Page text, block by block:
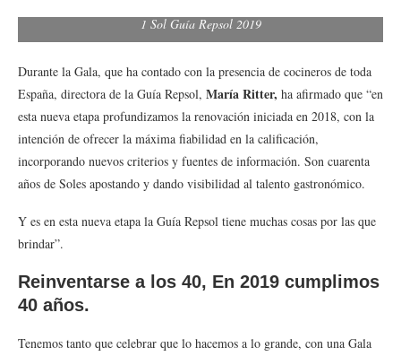
1 Sol Guía Repsol 2019
Durante la Gala, que ha contado con la presencia de cocineros de toda
España, directora de la Guía Repsol, María Ritter, ha afirmado que “en
esta nueva etapa profundizamos la renovación iniciada en 2018, con la
intención de ofrecer la máxima fiabilidad en la calificación,
incorporando nuevos criterios y fuentes de información. Son cuarenta
años de Soles apostando y dando visibilidad al talento gastronómico.
Y es en esta nueva etapa la Guía Repsol tiene muchas cosas por las que
brindar”.
Reinventarse a los 40, En 2019 cumplimos
40 años.
Tenemos tanto que celebrar que lo hacemos a lo grande, con una Gala